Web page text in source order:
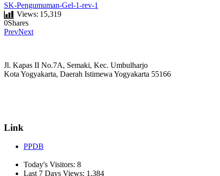
SK-Pengumuman-Gel-1-rev-1
Views: 15,319
0Shares
PrevNext
Jl. Kapas II No.7A, Semaki, Kec. Umbulharjo
Kota Yogyakarta, Daerah Istimewa Yogyakarta 55166
Link
PPDB
Today's Visitors: 8
Last 7 Days Views: 1,384